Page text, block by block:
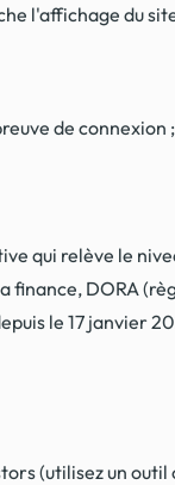
l'affichage du
de connexion
qui relève le
finance, DORA
le 17 janvier
(utilisez un outil